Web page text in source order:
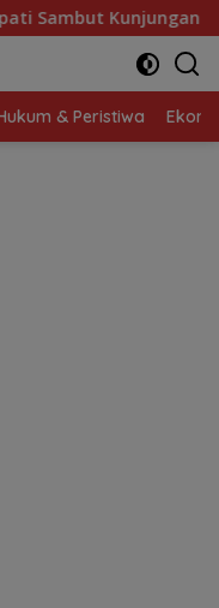
LH Sambut
& Peristiwa